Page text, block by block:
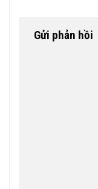
Gửi phản hồi